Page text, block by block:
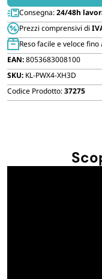
FORNITURE
politenati
Misura
5
quantità
Consegna:24/48h
Prezzi comprensivi di
Reso facile e veloce fino
EAN:8053683008100
SKU: KL-PWX4-XH3D
Codice Prodotto:37275